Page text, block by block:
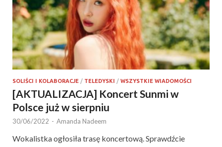
SOLIŚCI I KOLABORACJE / TELEDYSKI / WSZYSTKIE WIADOMOŚCI
[AKTUALIZACJA] Koncert Sunmi w
Polsce już w sierpniu
30/06/2022 - Amanda Nadeem
Wokalistka ogłosiła trasę koncertową. Sprawdźcie